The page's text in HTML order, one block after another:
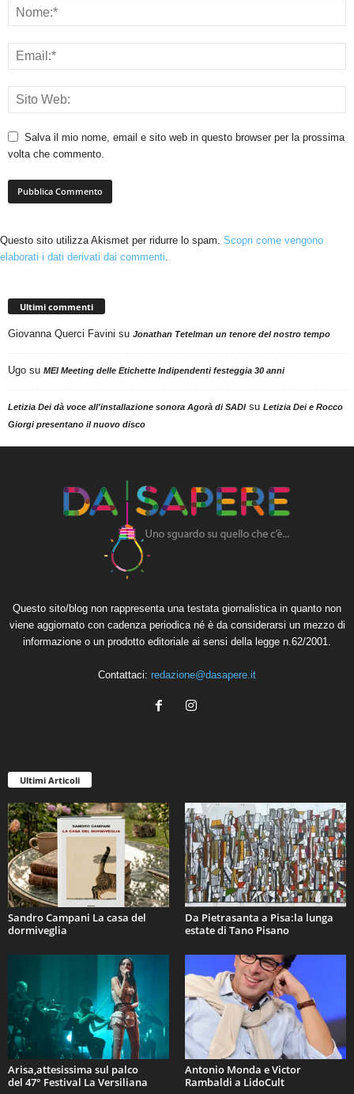
Salva il mio nome, email e sito web in questo browser per la prossima
volta che commento.
Questo sito utilizza Akismet per ridurre lo spam. Scopri come vengono
elaborati i dati derivati dai commenti.
Ultimi commenti
Giovanna Querci Favini su Jonathan Tetelman un tenore del nostro tempo
Ugo su MEI Meeting delle Etichette Indipendenti festeggia 30 anni
Letizia Dei dà voce all'installazione sonora Agorà di SADIsu Letizia Dei e Rocco
Giorgi presentano il nuovo disco
Questo sito/blog non rappresenta una testata giornalistica in quanto non
viene aggiornato con cadenza periodica né è da considerarsi un mezzo di
informazione o un prodotto editoriale ai sensi della legge n.62/2001.
Contattaci: redazione@dasapere.it
Ultimi Articoli
Sandro Campani La casa del
dormiveglia
Da Pietrasanta a Pisa:la lunga
estate di Tano Pisano
Arisa,attesissima sul palco
del 47° Festival La Versiliana
Antonio Monda e Victor
Rambaldi a LidoCult